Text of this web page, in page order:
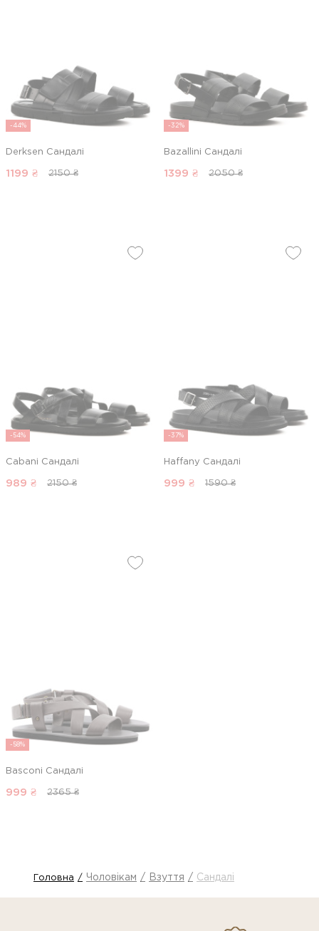
-44%
Derksen Сандалі
1199 ₴ 2150 ₴
-32%
Bazallini Сандалі
1399 ₴ 2050 ₴
-54%
Cabani Сандалі
989 ₴ 2150 ₴
-37%
Haffany Сандалі
999 ₴ 1590 ₴
-58%
Basconi Сандалі
999 ₴ 2365 ₴
Головна Чоловікам Взуття Сандалі